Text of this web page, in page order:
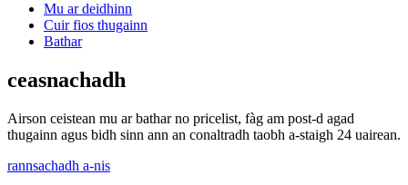
Mu ar deidhinn
Cuir fios thugainn
Bathar
ceasnachadh
Airson ceistean mu ar bathar no pricelist, fàg am post-d agad
thugainn agus bidh sinn ann an conaltradh taobh a-staigh 24 uairean.
rannsachadh a-nis